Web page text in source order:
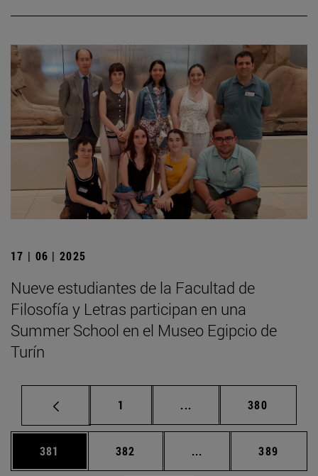
17 | 06 | 2025
Nueve estudiantes de la Facultad de
Filosofía y Letras participan en una
Summer School en el Museo Egipcio de
Turín
Página
1 ... Páginas intermedias
Página
380
Página
381 Página
382 ... Páginas intermedias
Página
389